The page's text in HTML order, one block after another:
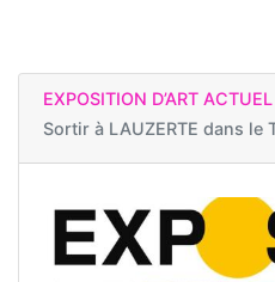
EXPOSITION D’ART ACTUEL
Sortir à LAUZERTE dans le